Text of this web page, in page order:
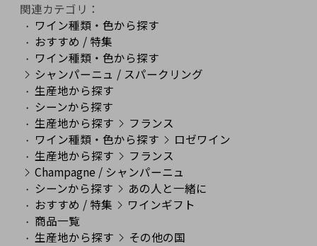
関連カテゴリ：
ワイン種類・色から探す
おすすめ / 特集
ワイン種類・色から探す
シャンパーニュ / スパークリング
生産地から探す
シーンから探す
生産地から探す
フランス
ワイン種類・色から探す
ロゼワイン
生産地から探す
フランス
Champagne / シャンパーニュ
シーンから探す
あの人と一緒に
おすすめ / 特集
ワインギフト
商品一覧
生産地から探す
その他の国